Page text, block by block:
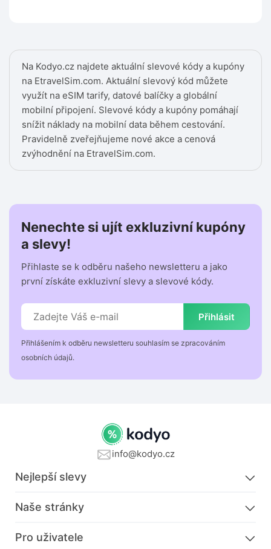
Na Kodyo.cz najdete aktuální slevové kódy a kupóny
na EtravelSim.com. Aktuální slevový kód můžete
využít na eSIM tarify, datové balíčky a globální
mobilní připojení. Slevové kódy a kupóny pomáhají
snížit náklady na mobilní data během cestování.
Pravidelně zveřejňujeme nové akce a cenová
zvýhodnění na EtravelSim.com.
Nenechte si ujít exkluzivní kupóny
a slevy!
Přihlaste se k odběru našeho newsletteru a jako
první získáte exkluzivní slevy a slevové kódy.
Přihlásit
Přihlášením k odběru newsletteru souhlasím se zpracováním
osobních údajů.
info@kodyo.cz
Nejlepší slevy
Naše stránky
Pro uživatele